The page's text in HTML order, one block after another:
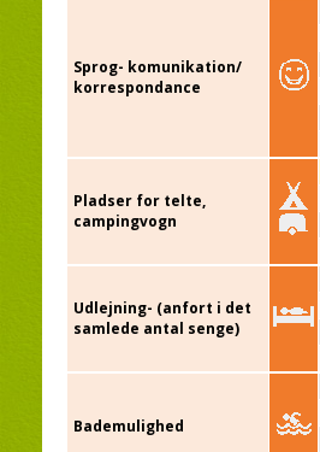
Sprog- komunikation/
korrespondance
Pladser for telte,
campingvogn
Udlejning- (anfort i det
samlede antal senge)
Bademulighed